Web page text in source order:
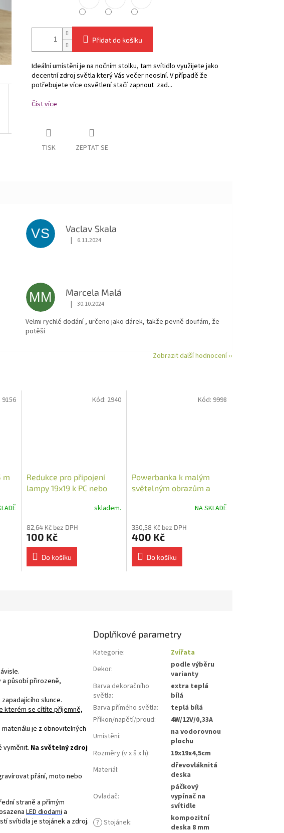
Přidat do košíku
Ideální umístění je na nočním stolku, tam svítidlo využijete jako
decentní zdroj světla který Vás večer neoslní. V případě že
potřebujete více osvětlení stačí zapnout zad...
Číst více
TISK ZEPTAT SE
VS Vaclav Skala
Hodnocení obchodu je 5 z 5 hvězdiček.
| 6.11.2024
MM Marcela Malá
Hodnocení obchodu je 5 z 5 hvězdiček.
| 30.10.2024
Velmi rychlé dodání , určeno jako dárek, takže pevně doufám, že
potěší
Zobrazit další hodnocení ››
m
9156
Redukce pro připojení
lampy 19x19 k PC nebo
skladem.
82,64 Kč bez DPH
100 Kč
Do košíku
Kód: 2940
Powerbanka k malým
světelným obrazům a
NA SKLADĚ
330,58 Kč bez DPH
400 Kč
Do košíku
Kód: 9998
působí přirozeně,
slunce.
kterém se cítíte příjemně,
je z obnovitelných
vyměnit. Na světelný zdroj
přání, moto nebo
straně a přímým
LED diodami a
svítidla je stojánek a zdroj.
Doplňkové parametry
Kategorie:
Zvířata
Dekor:
podle výběru
varianty
Barva dekoračního
světla:
extra teplá
bílá
Barva přímého světla:
teplá bílá
Příkon/napětí/proud:
4W/12V/0,33A
Umístění:
na vodorovnou
plochu
Rozměry (v x š x h):
19x19x4,5cm
Materiál:
dřevovláknitá
deska
Ovladač:
páčkový
vypínač na
svítidle
? Stojánek:
kompozitní
deska 8 mm